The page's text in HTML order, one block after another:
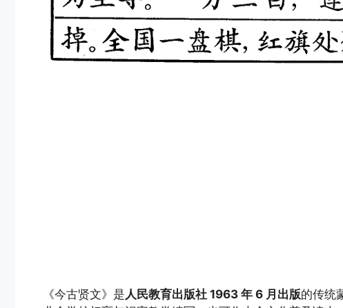
《今古贤文》是 人民教育出版社 1963 年 6 月出版的传统